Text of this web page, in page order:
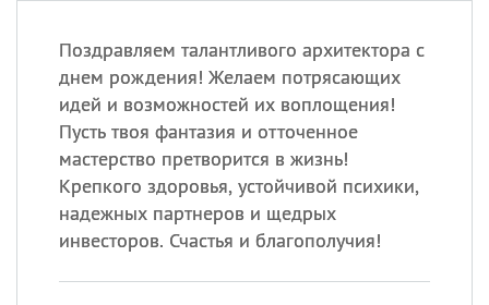
Поздравляем талантливого архитектора с
днем рождения! Желаем потрясающих
идей и возможностей их воплощения!
Пусть твоя фантазия и отточенное
мастерство претворится в жизнь!
Крепкого здоровья, устойчивой психики,
надежных партнеров и щедрых
инвесторов. Счастья и благополучия!